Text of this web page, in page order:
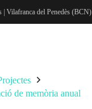
Vilafranca del Penedès (BCN)
de memòria anual